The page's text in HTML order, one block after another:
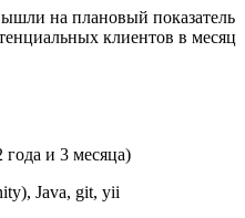
на плановый показатель
клиентов в месяц
и 3 месяца)
Java, git, yii